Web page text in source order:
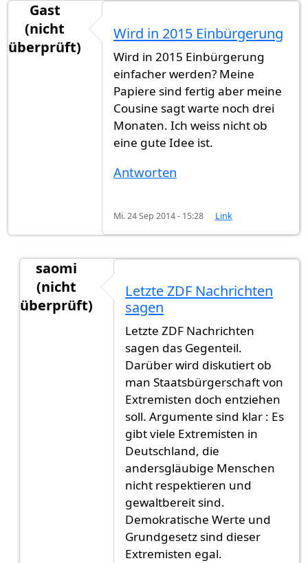
Gast
(nicht
überprüft)
Wird in 2015 Einbürgerung
Wird in 2015 Einbürgerung
einfacher werden? Meine
Papiere sind fertig aber meine
Cousine sagt warte noch drei
Monaten. Ich weiss nicht ob
eine gute Idee ist.
Antworten
Mi. 24 Sep 2014 - 15:28 Link
saomi
(nicht
überprüft)
Wird in 2015 Einbürgerung
Letzte ZDF Nachrichten
sagen
Letzte ZDF Nachrichten
sagen das Gegenteil.
Darüber wird diskutiert ob
man Staatsbürgerschaft von
Extremisten doch entziehen
soll. Argumente sind klar : Es
gibt viele Extremisten in
Deutschland, die
andersgläubige Menschen
nicht respektieren und
gewaltbereit sind.
Demokratische Werte und
Grundgesetz sind dieser
Extremisten egal.